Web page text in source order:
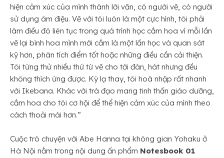
hiện cảm xúc của mình thành lời văn, có người vẽ, có người
sử dụng âm điệu. Vẽ với tôi luôn là một cực hình, tôi phải
làm điều đó liên tục trong quá trình học cắm hoa vì mỗi lần
vẽ lại bình hoa mình mới cắm là một lần học và quan sát
kỹ hơn, phân tích điểm tốt hoặc những điều cần cải thiện.
Tôi từng thử nhiều thứ từ vẽ cho tới đàn, hát nhưng đều
không thích ứng được. Kỳ lạ thay, tôi hoà nhập rất nhanh
với Ikebana. Khác với trà đạo mang tinh thần giáo dưỡng,
cắm hoa cho tôi cơ hội để thể hiện cảm xúc của mình theo
cách thoải mái hơn.”
Cuộc trò chuyện với Abe Hanna tại không gian Yohaku ở
Hà Nội nằm trong nội dung ấn phẩm Notesbook 01